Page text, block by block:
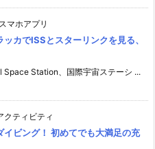
スマホアプリ
カでISSとスターリンクを見る、
Space Station、国際宇宙ステーシ ...
クティビティ
イビング！ 初めてでも大満足の充